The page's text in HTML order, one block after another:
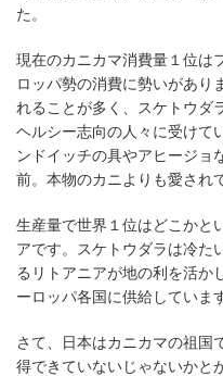
た。
現在のカニカマ消費量１位は
ロッパ勢の消費に勢いがあり
れることが多く、スケトウダ
ヘルシー志向の人々に受けて
ンドイッチの具やアヒージョ
前。本物のカニよりも愛され
生産量で世界１位はどこかと
アです。スケトウダラは冷た
るリトアニアが地の利を活か
ーロッパ各国に供給しています
さて、日本はカニカマの祖国
得できていないじゃないかと